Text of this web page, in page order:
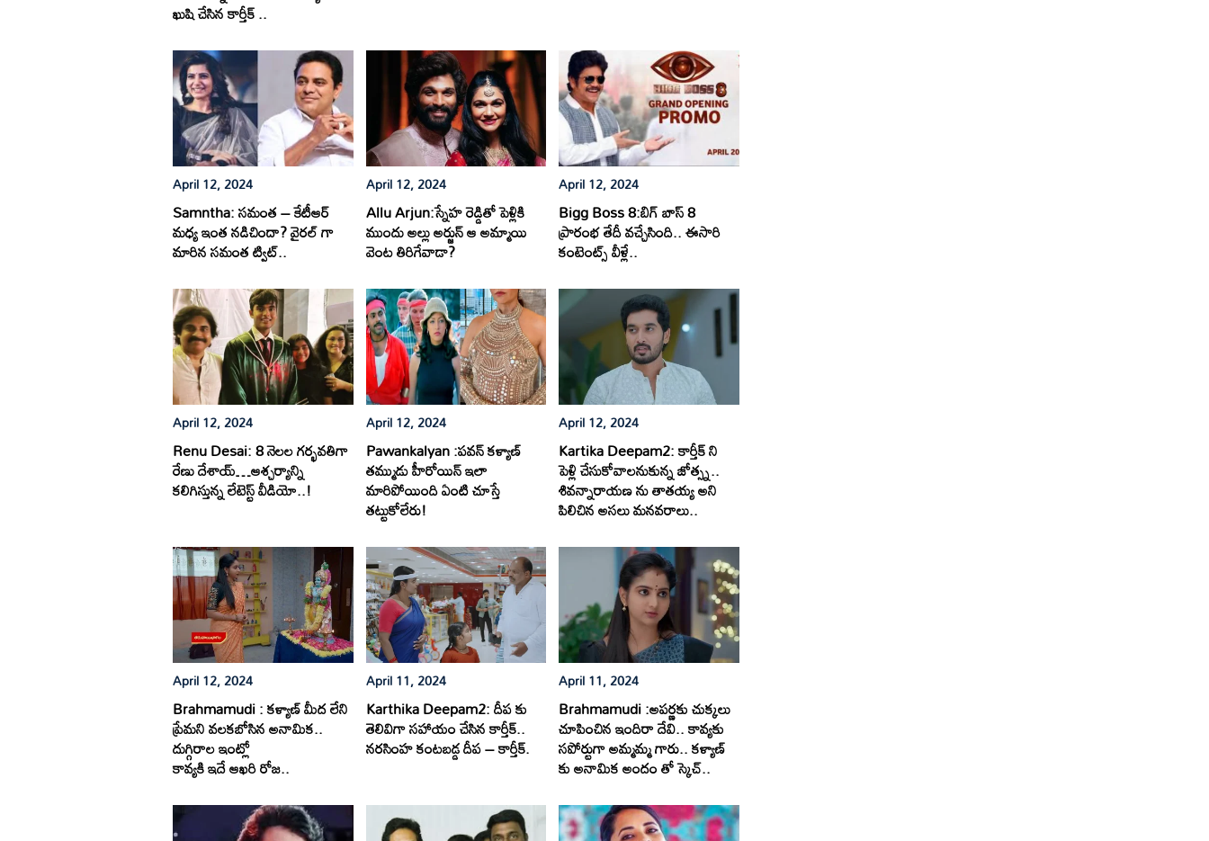
ఖుషి చేసిన కార్తీక్ ..
April 12, 2024
Samntha: సమంత – కేటీఆర్
మధ్య ఇంత నడిచిందా? వైరల్ గా
మారిన సమంత ట్విట్..
April 12, 2024
Allu Arjun:స్నేహ రెడ్డితో పెళ్లికి
ముందు అల్లు అర్జున్ ఆ అమ్మాయి
వెంట తిరిగేవాడా?
April 12, 2024
Bigg Boss 8:బిగ్ బాస్ 8
ప్రారంభ తేదీ వచ్చేసింది.. ఈసారి
కంటెంట్స్ వీళ్లే..
April 12, 2024
Renu Desai: 8 నెలల గర్భవతిగా
రేణు దేశాయ్…ఆశ్చర్యాన్ని
కలిగిస్తున్న లేటెస్ట్ వీడియో..!
April 12, 2024
Pawankalyan :పవన్ కళ్యాణ్
తమ్ముడు హీరోయిన్ ఇలా
మారిపోయింది ఏంటి చూస్తే
తట్టుకోలేరు!
April 12, 2024
Kartika Deepam2: కార్తీక్ ని
పెళ్లి చేసుకోవాలనుకున్న జోత్స్న..
శివన్నారాయణ ను తాతయ్య అని
పిలిచిన అసలు మనవరాలు..
April 12, 2024
Brahmamudi : కళ్యాణ్ మీద లేని
ప్రేమని వలకబోసిన అనామిక..
దుగ్గిరాల ఇంట్లో
కావ్యకి ఇదే ఆఖరి రోజ..
April 11, 2024
Karthika Deepam2: దీప కు
తెలివిగా సహాయం చేసిన కార్తీక్..
నరసింహ కంటబడ్డ దీప – కార్తీక్.
April 11, 2024
Brahmamudi :అపర్ణకు చుక్కలు
చూపించిన ఇందిరా దేవి.. కావ్యకు
సపోర్టుగా అమ్మమ్మ గారు.. కళ్యాణ్
కు అనామిక అందం తో స్కెచ్..